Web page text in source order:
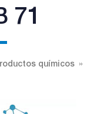
71
químicos